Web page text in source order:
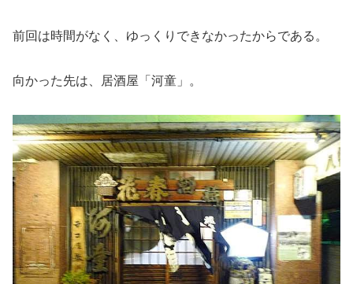
前回は時間がなく、ゆっくりできなかったからである。
向かった先は、居酒屋「河童」。